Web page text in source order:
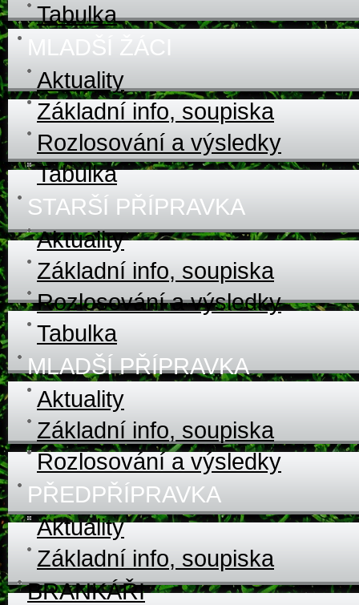
Tabulka
MLADŠÍ ŽÁCI
Aktuality
Základní info, soupiska
Rozlosování a výsledky
Tabulka
STARŠÍ PŘÍPRAVKA
Aktuality
Základní info, soupiska
Rozlosování a výsledky
Tabulka
MLADŠÍ PŘÍPRAVKA
Aktuality
Základní info, soupiska
Rozlosování a výsledky
PŘEDPŘÍPRAVKA
Aktuality
Základní info, soupiska
BRANKÁŘI